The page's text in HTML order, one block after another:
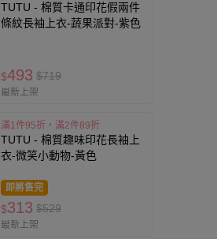
TUTU - 棉質卡通印花假兩件
條紋長袖上衣-蔬果派對-紫色
$493 $719
最新上架
滿1件95折，滿2件89折
TUTU - 棉質趣味印花長袖上
衣-微笑小動物-黃色
即將售完
$313 $529
最新上架